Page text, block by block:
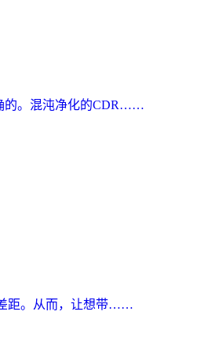
的。混沌净化的CDR……
距。从而，让想带……